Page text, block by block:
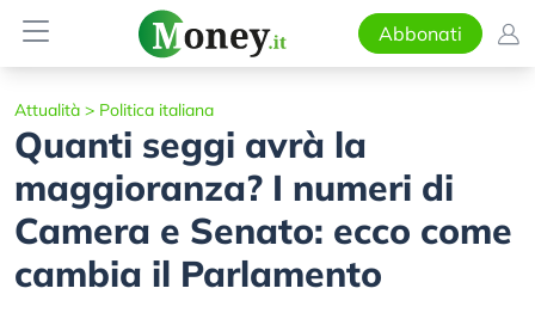
Abbonati
Attualità > Politica italiana
Quanti seggi avrà la
maggioranza? I numeri di
Camera e Senato: ecco come
cambia il Parlamento